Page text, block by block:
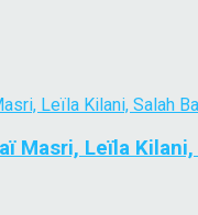
Masri, Leïla